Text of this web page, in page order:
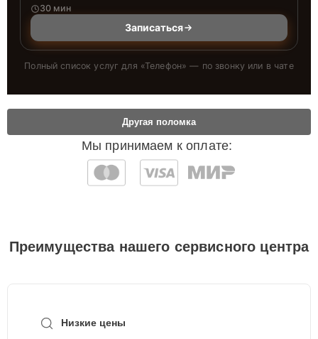
30 мин
Записаться
Полный список услуг для «Телефон» — по звонку или в чате
Мы принимаем к оплате:
Другая поломка
Преимущества нашего сервисного центра
Низкие цены